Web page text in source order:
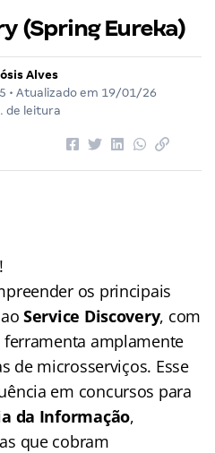
(Spring Eureka)
Alves
• Atualizado em 19/01/26
de leitura
os principais
Service Discovery, com
ferramenta amplamente
de microsserviços. Esse
em concursos para
da Informação,
que cobram